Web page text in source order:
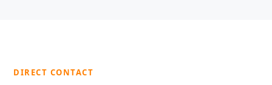
DIRECT CONTACT